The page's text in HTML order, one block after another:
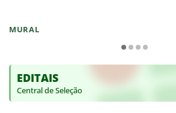
MURAL
EDITAIS
Central de Seleção